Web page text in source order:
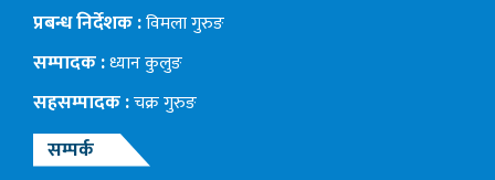
प्रबन्ध निर्देशक :विमला गुरुङ
सम्पादक :ध्यान कुलुङ
सहसम्पादक :चक्र गुरुङ
सम्पर्क